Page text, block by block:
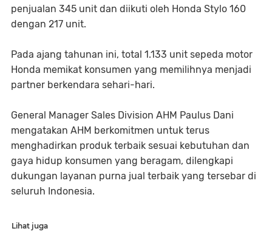
penjualan 345 unit dan diikuti oleh Honda Stylo 160
dengan 217 unit.
Pada ajang tahunan ini, total 1.133 unit sepeda motor
Honda memikat konsumen yang memilihnya menjadi
partner berkendara sehari-hari.
General Manager Sales Division AHM Paulus Dani
mengatakan AHM berkomitmen untuk terus
menghadirkan produk terbaik sesuai kebutuhan dan
gaya hidup konsumen yang beragam, dilengkapi
dukungan layanan purna jual terbaik yang tersebar di
seluruh Indonesia.
Lihat juga